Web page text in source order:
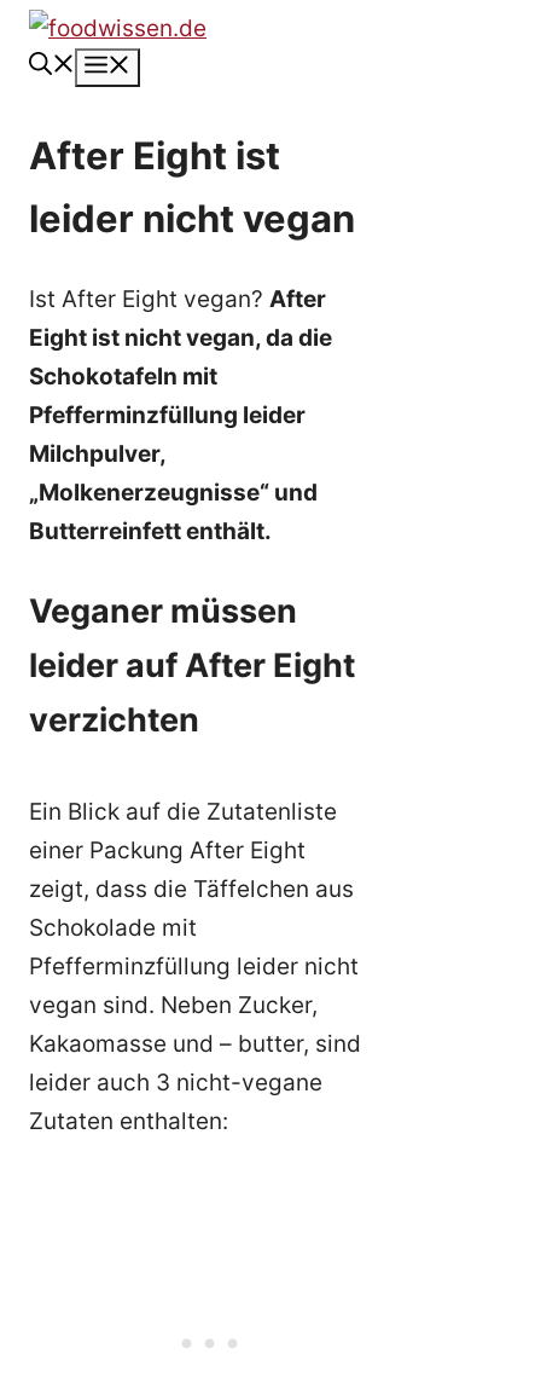
Zum
Inhalt
After Eight ist
leider nicht vegan
Ist After Eight vegan? After
Eight ist nicht vegan, da die
Schokotafeln mit
Pfefferminzfüllung leider
Milchpulver,
„Molkenerzeugnisse“ und
Butterreinfett enthält.
Veganer müssen
leider auf After Eight
verzichten
Ein Blick auf die Zutatenliste
einer Packung After Eight
zeigt, dass die Täffelchen aus
Schokolade mit
Pfefferminzfüllung leider nicht
vegan sind. Neben Zucker,
Kakaomasse und – butter, sind
leider auch 3 nicht-vegane
Zutaten enthalten: